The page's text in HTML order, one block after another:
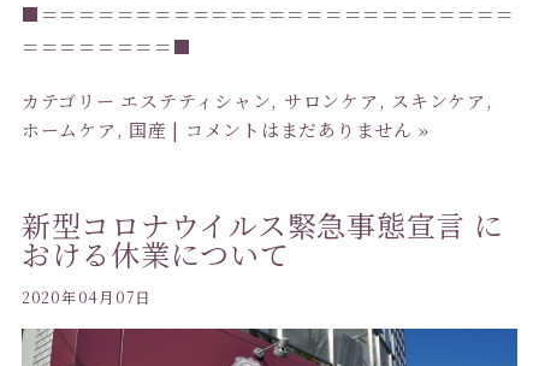
■＝＝＝＝＝＝＝＝＝＝＝＝＝＝＝＝＝＝＝＝＝＝＝＝＝
＝＝＝＝＝＝＝＝■
カテゴリー エステティシャン, サロンケア, スキンケア,
ホームケア, 国産 | コメントはまだありません »
新型コロナウイルス緊急事態宣言 に
おける休業について
2020年04月07日